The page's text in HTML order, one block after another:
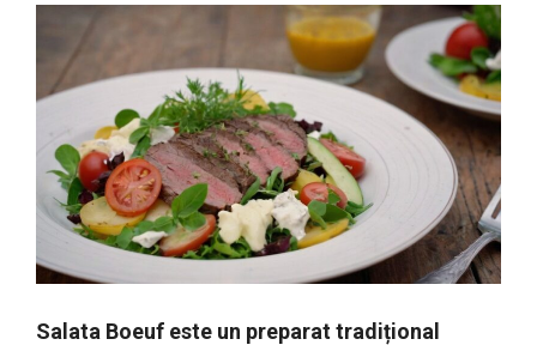
Salata Boeuf este un preparat tradițional